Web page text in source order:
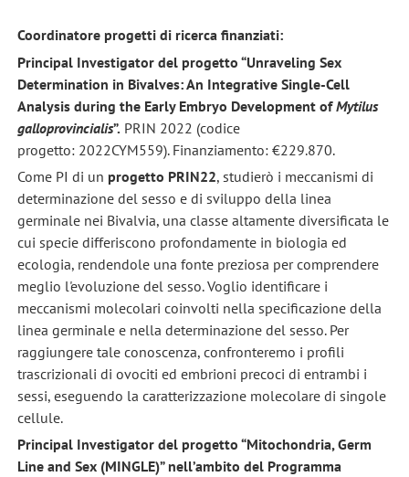
Coordinatore progetti di ricerca finanziati:
Principal Investigator del progetto “Unraveling Sex
Determination in Bivalves: An Integrative Single-Cell
Analysis during the Early Embryo Development ofMytilus
galloprovincialis”. PRIN 2022 (codice
progetto: 2022CYM559). Finanziamento: €229.870.
Come PI di un progetto PRIN22, studierò i meccanismi di
determinazione del sesso e di sviluppo della linea
germinale nei Bivalvia, una classe altamente diversificata le
cui specie differiscono profondamente in biologia ed
ecologia, rendendole una fonte preziosa per comprendere
meglio l'evoluzione del sesso. Voglio identificare i
meccanismi molecolari coinvolti nella specificazione della
linea germinale e nella determinazione del sesso. Per
raggiungere tale conoscenza, confronteremo i profili
trascrizionali di ovociti ed embrioni precoci di entrambi i
sessi, eseguendo la caratterizzazione molecolare di singole
cellule.
Principal Investigator del progetto “Mitochondria, Germ
Line and Sex (MINGLE)” nell’ambito del Programma